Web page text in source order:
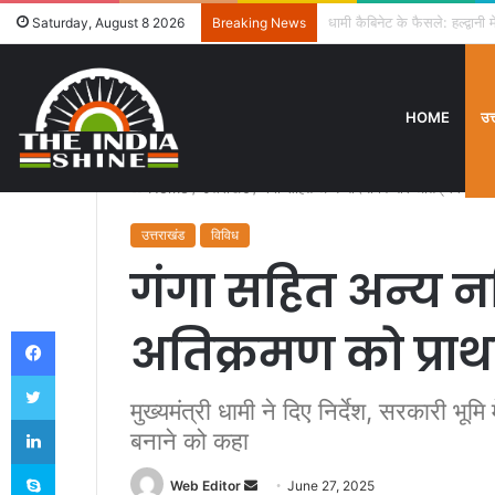
Saturday, August 8 2026 Breaking News उत्तराखंड में विशेष गहन
HOME
उत्तराखंड विविध
गंगा सहित अन्य
अतिक्रमण को
मुख्यमंत्री धामी ने दिए निर्देश, सरकारी
बनाने को कहा
Web Editor June 27, 2025